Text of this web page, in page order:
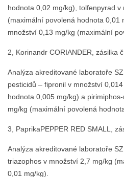
hodnota 0,02 mg/kg), tolfenpyrad v
(maximální povolená hodnota 0,01
množství 0,13 mg/kg (maximální
2, Korinandr CORIANDER, zásilka
Analýza akreditované laboratoře
pesticidů – fipronil v množství
hodnota 0,005 mg/kg) a
mg/kg (maximální povolená
3, PaprikaPEPPER RED SMALL,
Analýza akreditované laboratoře
triazophos v množství 2,7 mg/kg
0,01 mg/kg).